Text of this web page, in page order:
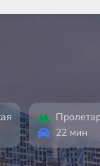
22 мин